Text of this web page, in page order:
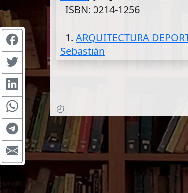
ISBN: 0214-1256
1. ARQUITECTURA
Sebastián